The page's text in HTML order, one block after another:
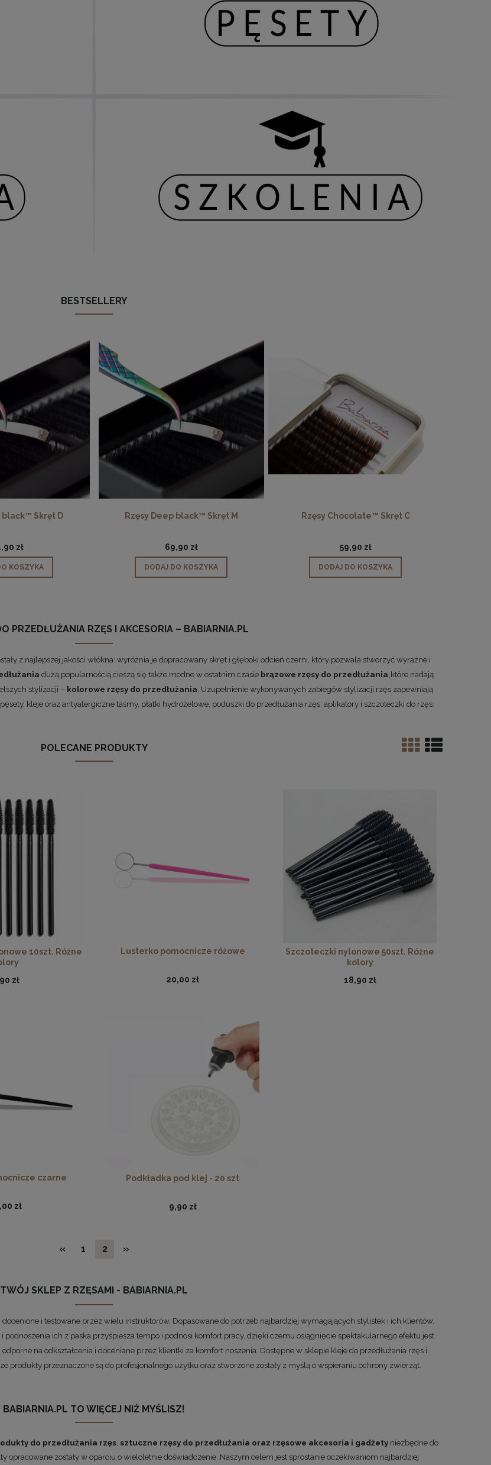
BESTSELLERY
black™ Skręt D
zł
KOSZYKA
Rzęsy Deep black™ Skręt M
69,90 zł
DODAJ DO KOSZYKA
Rzęsy Chocolate™ Skręt C
59,90 zł
DODAJ DO KOSZYKA
PRZEDŁUŻANIA RZĘS I AKCESORIA – BABIARNIA.PL
z najlepszej jakości włókna: wyróżnia je dopracowany skręt i głęboki odcień czerni, który pozwala stworzyć wyraźne i
dużą popularnością cieszą się także modne w ostatnim czasie brązowe rzęsy do przedłużania które nadają
stylizacji – kolorowe rzęsy do przedłużania . Uzupełnienie wykonywanych zabiegów stylizacji rzęs zapewniają
pęsety, klejeorazantyalergiczne taśmy, płatki hydrożelowe, poduszki do przedłużania rzęs, aplikatory i szczoteczki do rzęs.
POLECANE PRODUKTY
10szt. Różne
zł
Lusterko pomocnicze różowe
20,00 zł
Szczoteczki nylonowe 50szt. Różne
kolory
18,90 zł
czarne
zł
Podkładka pod klej - 20 szt
9,90 zł
« 1 2 »
TWÓJ SKLEP Z RZĘSAMI - BABIARNIA.PL
, docenione i testowane przez wielu instruktorów. Dopasowane do potrzeb najbardziej wymagających stylistek i ich klientów.
ich z paska przyśpiesza tempo i podnosi komfort pracy, dzięki czemu osiągnięcie spektakularnego efektu jest
na odkształcenia i doceniane przez klientki za komfort noszenia. Dostępne w sklepie kleje do przedłużania rzęs i
produkty przeznaczone są do profesjonalnego użytku oraz stworzone zostały z myślą o wspieraniu ochrony zwierząt.
BABIARNIA.PL TO WIĘCEJ NIŻ MYŚLISZ!
do przedłużania rzęs, sztuczne rzęsy do przedłużania oraz rzęsowe akcesoria i gadżetyniezbędne do
zostały w oparciu o wieloletnie doświadczenie. Naszym celem jest sprostanie oczekiwaniom najbardziej